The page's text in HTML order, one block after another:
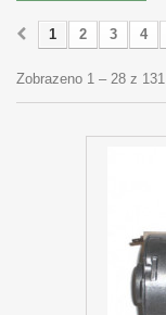
1 2 3 4
Zobrazeno 1 – 28 z